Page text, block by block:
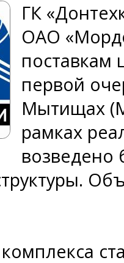
ГК
ОАО
поставкам
первой
Мытищах
рамках
возведено